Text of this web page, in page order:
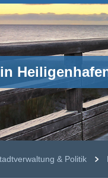
& Politik